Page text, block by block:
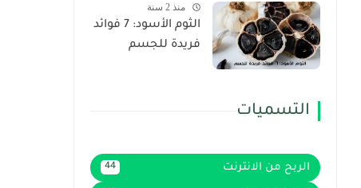
منذ 2 سنة
الثوم الأسود: 7 فوائد
فريدة للجسم
التسميات
الربح من الانترنت 44